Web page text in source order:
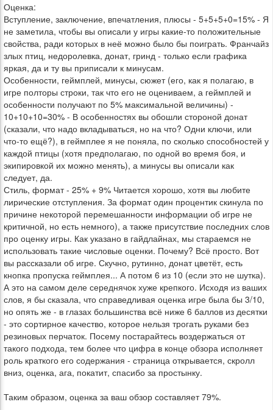
Оценка:
Вступление, заключение, впечатления, плюсы - 5+5+5+0=15% - Я
не заметила, чтобы вы описали у игры какие-то положительные
свойства, ради которых в неё можно было бы поиграть. Франчайз
злых птиц, недоролевка, донат, гринд - только если графика
яркая, да и ту вы приписали к минусам.
Особенности, геймплей, минусы, сюжет (его, как я полагаю, в
игре полторы строки, так что его не оцениваем, а геймплей и
особенности получают по 5% максимальной величины) -
10+10+10=30% - В особенностях вы обошли стороной донат
(сказали, что надо вкладываться, но на что? Одни ключи, или
что-то ещё?), в геймплее я не поняла, по сколько способностей у
каждой птицы (хотя предполагаю, по одной во время боя, и
экипировкой их можно менять), а минусы вы описали как
следует, да.
Стиль, формат - 25% + 9% Читается хорошо, хотя вы любите
лирические отступления. За формат один процентик скинула по
причине некоторой перемешанности информации об игре не
критичной, но есть немного), а также присутствие последних слов
про оценку игры. Как указано в гайдлайнах, мы стараемся не
использовать такие числовые оценки. Почему? Всё просто. Вот
вы рассказали об игре. Скучно, рутинно, донат цветёт, есть
кнопка пропуска геймплея... А потом 6 из 10 (если это не шутка).
А это на самом деле середнячок хуже крепкого. Исходя из ваших
слов, я бы сказала, что справедливая оценка игре была бы 3/10,
но опять же - в глазах большинства всё ниже 6 баллов из десятки
- это сортирное качество, которое нельзя трогать руками без
резиновых перчаток. Посему постарайтесь воздержаться от
такого подхода, тем более что цифра в конце обзора исполняет
роль краткого его содержания - страница открывается, скролл
вниз, оценка, ага, покатит, спасибо за простынку.
Таким образом, оценка за ваш обзор составляет 79%.